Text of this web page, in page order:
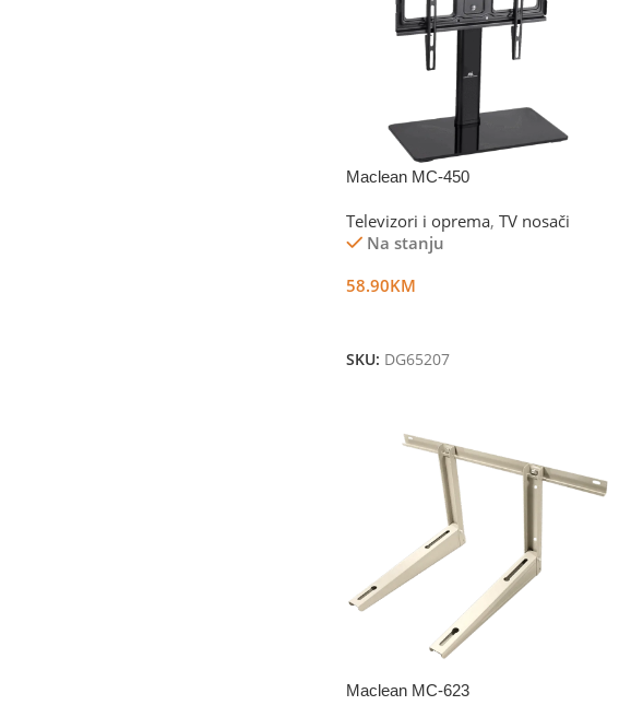
Maclean MC-450
Televizori i oprema, TV nosači
Na stanju
58.90KM
SKU: DG65207
Maclean MC-623